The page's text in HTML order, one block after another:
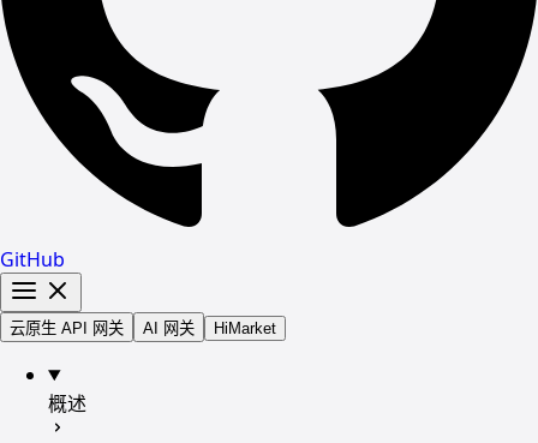
GitHub
云原生 API 网关 AI 网关 HiMarket
概述